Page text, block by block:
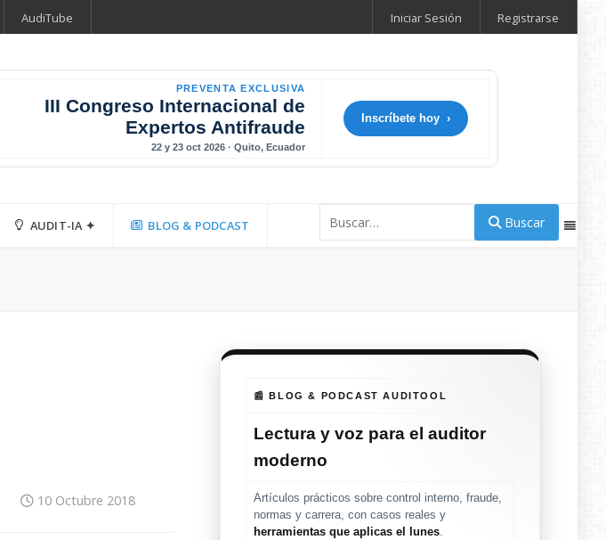
AudiTube Iniciar Sesión Registrarse
PREVENTA EXCLUSIVA
III Congreso Internacional de
Expertos Antifraude
22 y 23 oct 2026 · Quito, Ecuador
Inscríbete hoy ›
AUDIT-IA ✦ BLOG & PODCAST Buscar
10 Octubre 2018
📰 BLOG & PODCAST AUDITOOL
Lectura y voz para el auditor
moderno
Artículos prácticos sobre control interno, fraude,
normas y carrera, con casos reales y
herramientas que aplicas el lunes